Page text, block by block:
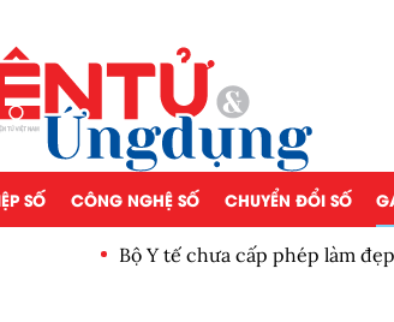
SỐ CÔNG NGHỆ SỐ CHUYỂN ĐỔI SỐ
Bộ Y tế chưa cấp phép làm